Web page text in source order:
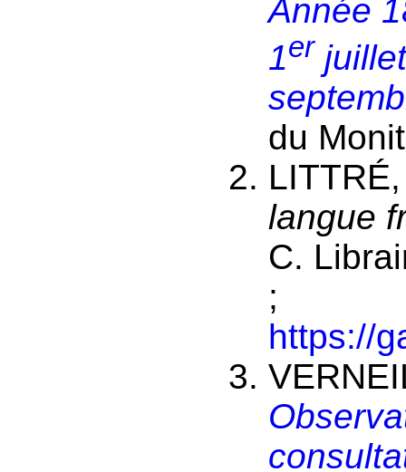
Année
1er
du
langue
C.
;
https://